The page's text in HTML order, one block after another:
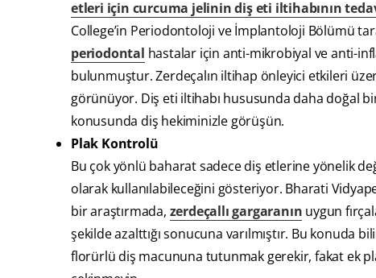
etleri için curcuma jelinin diş eti iltihabının
College’in Periodontoloji ve İmplantoloji Bölümü
periodontal hastalar için anti-mikrobiyal ve anti-
bulunmuştur. Zerdeçalın iltihap önleyici etkileri
görünüyor. Diş eti iltihabı hususunda daha doğal
konusunda diş hekiminizle görüşün.
Plak Kontrolü
Bu çok yönlü baharat sadece diş etlerine yönelik
olarak kullanılabileceğini gösteriyor. Bharati
bir araştırmada, zerdeçallı gargaranın uygun
şekilde azalttığı sonucuna varılmıştır. Bu konuda
florürlü diş macununa tutunmak gerekir, fakat ek